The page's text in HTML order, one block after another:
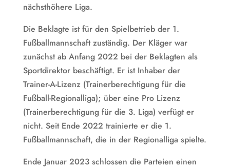
nächsthöhere Liga.
Die Beklagte ist für den Spielbetrieb der 1.
Fußballmannschaft zuständig. Der Kläger war
zunächst ab Anfang 2022 bei der Beklagten als
Sportdirektor beschäftigt. Er ist Inhaber der
Trainer-A-Lizenz (Trainerberechtigung für die
Fußball-Regionalliga); über eine Pro Lizenz
(Trainerberechtigung für die 3. Liga) verfügt er
nicht. Seit Ende 2022 trainierte er die 1.
Fußballmannschaft, die in der Regionalliga spielte.
Ende Januar 2023 schlossen die Parteien einen